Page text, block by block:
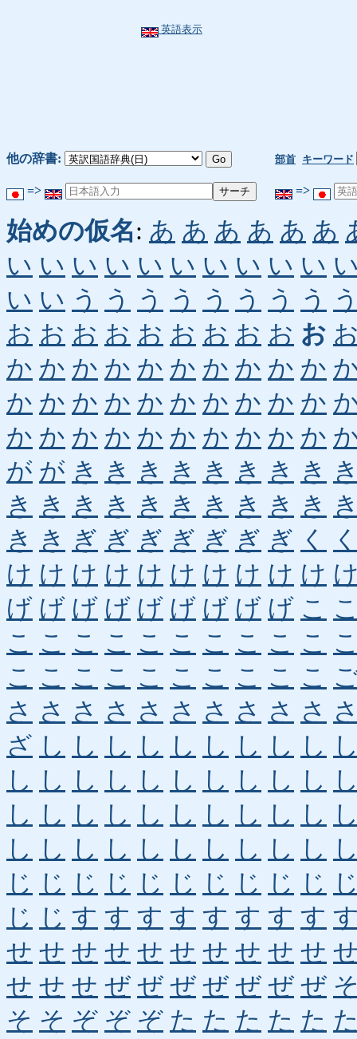
英語表示
他の辞書: 部首 キーワード
=> =>
始めの仮名: あ あ あ あ あ あ
い い い い い い い い い い
い い う う う う う う う う
お お お お お お お お お お
か か か か か か か か か か
か か か か か か か か か か
か か か か か か か か か か
が が き き き き き き き き
き き き き き き き き き き
き き ぎ ぎ ぎ ぎ ぎ ぎ ぎ く
け け け け け け け け け け
げ げ げ げ げ げ げ げ げ こ
こ こ こ こ こ こ こ こ こ こ
こ こ こ こ こ こ こ こ こ こ
さ さ さ さ さ さ さ さ さ さ
ざ し し し し し し し し し
し し し し し し し し し し
し し し し し し し し し し
し し し し し し し し し し
じ じ じ じ じ じ じ じ じ じ
じ じ す す す す す す す す
せ せ せ せ せ せ せ せ せ せ
せ せ せ ぜ ぜ ぜ ぜ ぜ ぜ ぜ
そ そ ぞ ぞ ぞ た た た た た